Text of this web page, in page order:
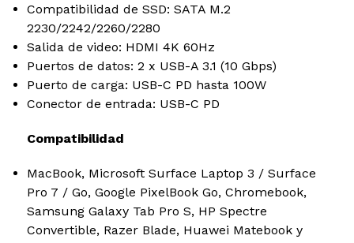
Compatibilidad de SSD: SATA M.2
2230/2242/2260/2280
Salida de video: HDMI 4K 60Hz
Puertos de datos: 2 x USB-A 3.1 (10 Gbps)
Puerto de carga: USB-C PD hasta 100W
Conector de entrada: USB-C PD
Compatibilidad
MacBook, Microsoft Surface Laptop 3 / Surface
Pro 7 / Go, Google PixelBook Go, Chromebook,
Samsung Galaxy Tab Pro S, HP Spectre
Convertible, Razer Blade, Huawei Matebook y